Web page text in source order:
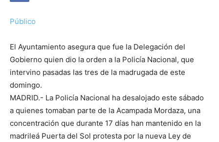
Público
El Ayuntamiento asegura que fue la Delegación del
Gobierno quien dio la orden a la Policía Nacional, que
intervino pasadas las tres de la madrugada de este
domingo.
MADRID.- La Policía Nacional ha desalojado este sábado
a quienes tomaban parte de la Acampada Mordaza, una
concentración que durante 17 días han mantenido en la
madrileá Puerta del Sol protesta por la nueva Ley de